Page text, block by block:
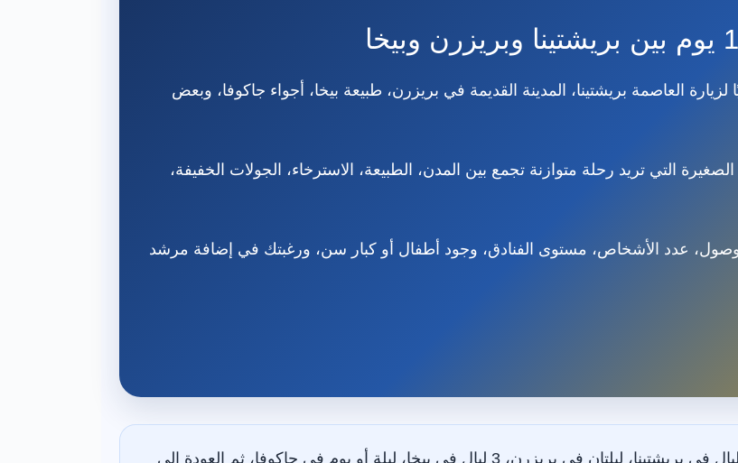
يوم يمنحك وقتًا كافيًا لزيارة العاصمة بريشتينا، المدينة القديمة في بريزرن، طبيعة بيخا، أجواء جاكوفا، وبعض
التي تريد رحلة متوازنة تجمع بين المدن، الطبيعة، الاسترخاء، الجولات الخفيفة،
عدد الأشخاص، مستوى الفنادق، وجود أطفال أو كبار سن، ورغبتك في إضافة مرشد
أفضل توزيع لرحلة كوسوفو 12 يوم هو 3 ليالٍ في بريشتينا، ليلتان في بريزرن، 3 ليالٍ في بيخا، ليلة أو يوم في جاكوفا، ثم العودة إلى